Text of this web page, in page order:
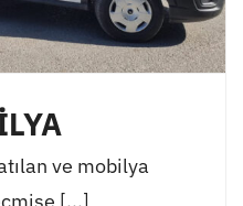
ve mobilya